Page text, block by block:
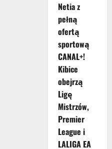
Netia z
pełną
ofertą
sportową
CANAL+!
Kibice
obejrzą
Ligę
Mistrzów,
Premier
League i
LALIGA EA